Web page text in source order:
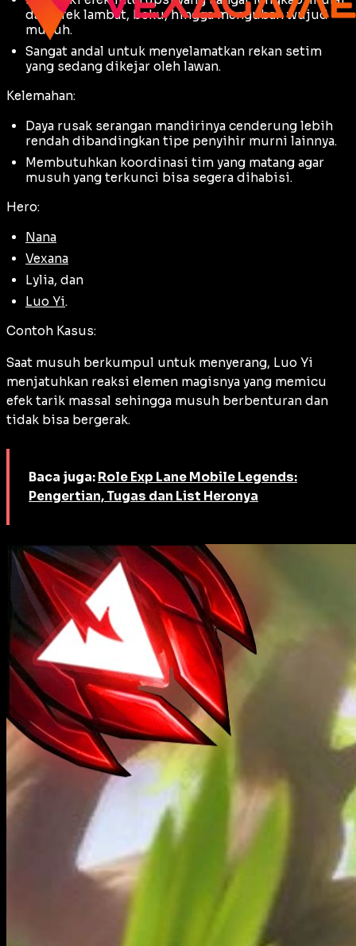
dari efek lambat, beku, hingga mengubah wujud
musuh.
Sangat andal untuk menyelamatkan rekan setim
yang sedang dikejar oleh lawan.
Kelemahan:
Daya rusak serangan mandirinya cenderung lebih
rendah dibandingkan tipe penyihir murni lainnya.
Membutuhkan koordinasi tim yang matang agar
musuh yang terkunci bisa segera dihabisi.
Hero:
Nana
Vexana
Lylia, dan
Luo Yi.
Contoh Kasus:
Saat musuh berkumpul untuk menyerang, Luo Yi
menjatuhkan reaksi elemen magisnya yang memicu
efek tarik massal sehingga musuh berbenturan dan
tidak bisa bergerak.
Baca juga: Role Exp Lane Mobile Legends:
Pengertian, Tugas dan List Heronya